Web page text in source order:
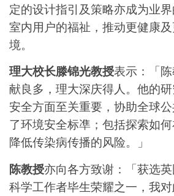
定的设计指引及策略亦成为业
室内用户的福祉，推动更健康
境。
理大校长滕锦光教授表示：「
献良多，理大深庆得人。他的
安全方面至关重要，协助全球
了环境安全标凖；包括探索如
降低传染病传播的风险。」
陈教授亦向各方致谢：「获选
科学工作者毕生荣耀之一，我对